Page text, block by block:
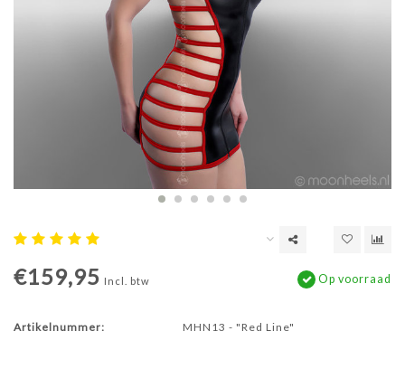
€159,95 Incl. btw Op voorraad
Artikelnummer: MHN13 - "Red Line"